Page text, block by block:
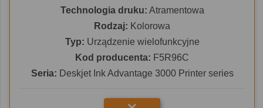
Technologia druku: Atramentowa
Rodzaj: Kolorowa
Typ: Urządzenie wielofunkcyjne
Kod producenta: F5R96C
Seria: Deskjet Ink Advantage 3000 Printer series